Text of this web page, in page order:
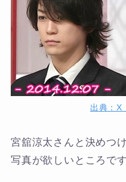
出典：X
宮舘涼太さんと決めつ
写真が欲しいところです